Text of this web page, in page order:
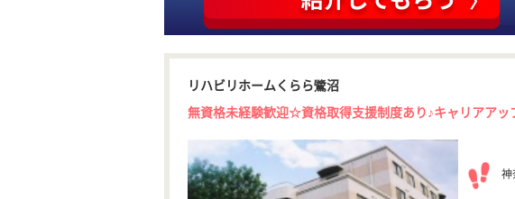
リハビリホームくらら鷺沼
無資格未経験歓迎☆資格取得支援制度あり♪キャリアア
神